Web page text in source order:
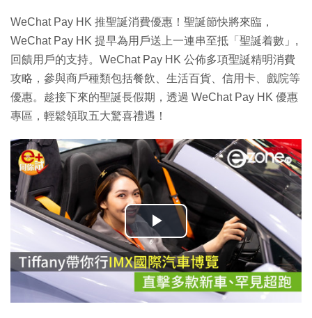
WeChat Pay HK 推聖誕消費優惠！聖誕節快將來臨，
WeChat Pay HK 提早為用戶送上一連串至抵「聖誕着數」,
回饋用戶的支持。WeChat Pay HK 公佈多項聖誕精明消費
攻略，參與商戶種類包括餐飲、生活百貨、信用卡、戲院等
優惠。趁接下來的聖誕長假期，透過 WeChat Pay HK 優惠
專區，輕鬆領取五大驚喜禮遇！
播
放
影